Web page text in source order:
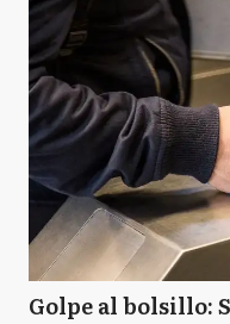
Golpe al bolsillo: